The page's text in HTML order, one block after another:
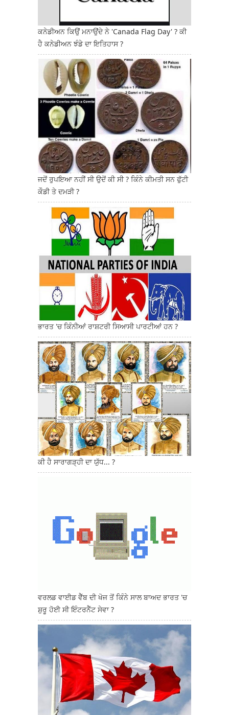
ਕਨੇਡੀਅਨ ਕਿਉਂ ਮਨਾਉਂਦੇ ਨੇ 'Canada Flag Day' ? ਕੀ
ਹੈ ਕਨੇਡੀਅਨ ਝੰਡੇ ਦਾ ਇਤਿਹਾਸ ?
ਜਦੋਂ ਰੁਪਇਆ ਨਹੀਂ ਸੀ ਉਦੋਂ ਕੀ ਸੀ ? ਕਿੰਨੇ ਕੀਮਤੀ ਸਨ ਫੁੱਟੀ
ਕੌਡੀ ਤੇ ਦਮੜੀ ?
ਭਾਰਤ 'ਚ ਕਿੰਨੀਆਂ ਰਾਸ਼ਟਰੀ ਸਿਆਸੀ ਪਾਰਟੀਆਂ ਹਨ ?
ਕੀ ਹੈ ਸਾਰਾਗੜ੍ਹੀ ਦਾ ਯੁੱਧ... ?
ਵਰਲਡ ਵਾਈਡ ਵੈੱਬ ਦੀ ਖੋਜ ਤੋਂ ਕਿੰਨੇ ਸਾਲ ਬਾਅਦ ਭਾਰਤ 'ਚ
ਸ਼ੁਰੂ ਹੋਈ ਸੀ ਇੰਟਰਨੈੱਟ ਸੇਵਾ ?